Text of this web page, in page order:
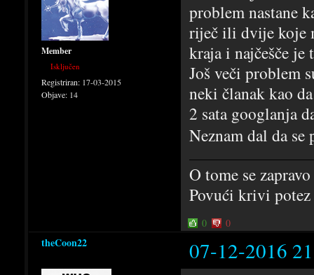
Member
Isključen
Registriran: 17-03-2015
Objave: 14
problem nastane
riječ ili dvije koje
kraja i najčešče
Još veči problem
neki članak kao
2 sata googlanja
Neznam dal da
O tome se
Povući krivi
0 0
theCoon22 07-12-2016